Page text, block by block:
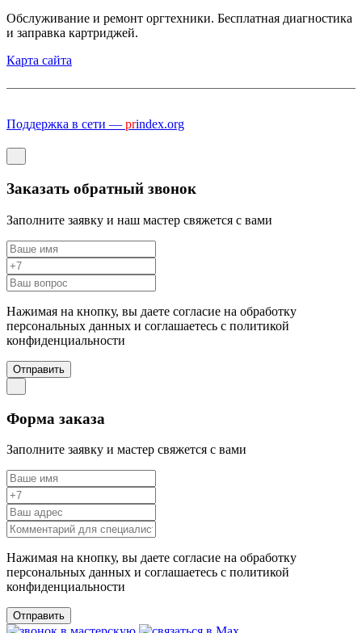
Обслуживание и ремонт оргтехники. Бесплатная диагностика
и заправка картриджей.
Карта сайта
Поддержка в сети — prindex.org
Заказать обратный звонок
Заполните заявку и наш мастер свяжется с вами
Нажимая на кнопку, вы даете согласие на обработку
персональных данных и соглашаетесь c политикой
конфиденциальности
Отправить
Форма заказа
Заполните заявку и мастер свяжется с вами
Нажимая на кнопку, вы даете согласие на обработку
персональных данных и соглашаетесь c политикой
конфиденциальности
Отправить